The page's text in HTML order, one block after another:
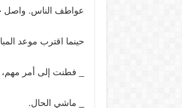
عواطف الناس. واصل
حينما اقترب موعد
_ فطنت إلى أمر
_ ماشي الحال.